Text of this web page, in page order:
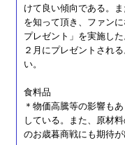
けて良い傾向である。
を知って頂き、ファン
プレゼント」を実施し
２月にプレゼントされ
い。
食料品
＊物価高騰等の影響も
している。また、原材
のお歳暮商戦にも期待が